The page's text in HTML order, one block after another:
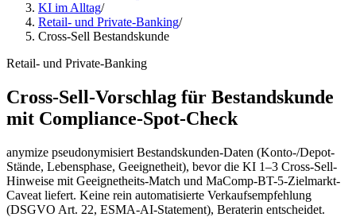
KI im Alltag/
Retail- und Private-Banking/
Cross-Sell Bestandskunde
Retail- und Private-Banking
Cross-Sell-Vorschlag für Bestandskunde
mit Compliance-Spot-Check
anymize pseudonymisiert Bestandskunden-Daten (Konto-/Depot-
Stände, Lebensphase, Geeignetheit), bevor die KI 1–3 Cross-Sell-
Hinweise mit Geeignetheits-Match und MaComp-BT-5-Zielmarkt-
Caveat liefert. Keine rein automatisierte Verkaufsempfehlung
(DSGVO Art. 22, ESMA-AI-Statement), Beraterin entscheidet.